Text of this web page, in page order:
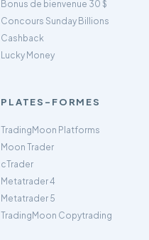
Bonus de bienvenue 30 $
Concours Sunday Billions
Cashback
Lucky Money
PLATES-FORMES
TradingMoon Platforms
Moon Trader
cTrader
Metatrader 4
Metatrader 5
TradingMoon Copytrading